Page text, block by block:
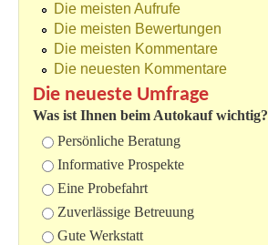
Die meisten Aufrufe
Die meisten Bewertungen
Die meisten Kommentare
Die neuesten Kommentare
Die neueste Umfrage
Was ist Ihnen beim Autokauf wichtig?
Auswahlmöglichkeiten
Persönliche Beratung
Informative Prospekte
Eine Probefahrt
Zuverlässige Betreuung
Gute Werkstatt